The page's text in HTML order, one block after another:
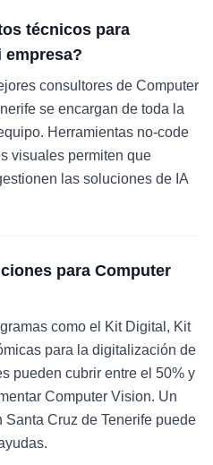
técnicos para
empresa?
consultores de Computer
se encargan de toda la
Herramientas no-code
visuales permiten que
las soluciones de IA
para Computer
como el Kit Digital, Kit
para la digitalización de
pueden cubrir entre el 50% y
Computer Vision. Un
Cruz de Tenerife puede